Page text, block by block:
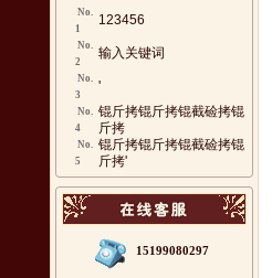
No.
1
123456
No.
2
输入关键词
No.
3
'
No.
4
锟斤拷锟斤拷锟截硷拷锟
斤拷
No.
5
锟斤拷锟斤拷锟截硷拷锟
斤拷'
15199080297